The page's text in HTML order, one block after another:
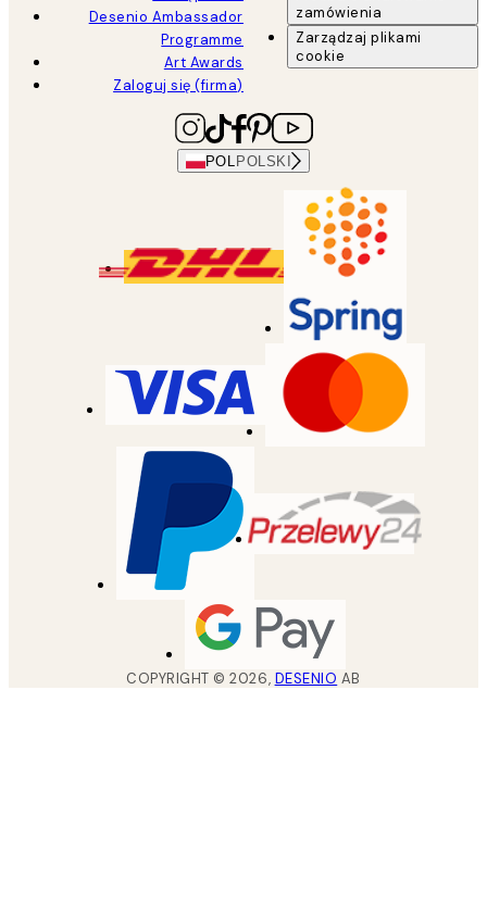
Desenio Ambassador
Programme
Art Awards
Zaloguj się (firma)
zamówienia
Zarządzaj plikami
cookie
POL POLSKI
COPYRIGHT ©2026, DESENIO AB